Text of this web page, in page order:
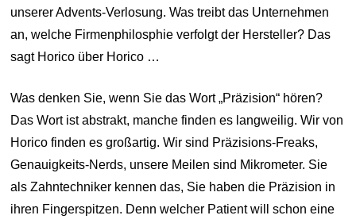
unserer Advents-Verlosung. Was treibt das Unternehmen
an, welche Firmenphilosphie verfolgt der Hersteller? Das
sagt Horico über Horico …
Was denken Sie, wenn Sie das Wort „Präzision“ hören?
Das Wort ist abstrakt, manche finden es langweilig. Wir von
Horico finden es großartig. Wir sind Präzisions-Freaks,
Genauigkeits-Nerds, unsere Meilen sind Mikrometer. Sie
als Zahntechniker kennen das, Sie haben die Präzision in
ihren Fingerspitzen. Denn welcher Patient will schon eine